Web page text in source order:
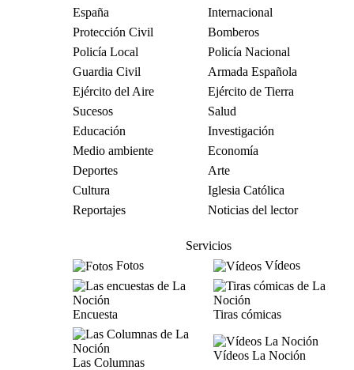
España
Internacional
Protección Civil
Bomberos
Policía Local
Policía Nacional
Guardia Civil
Armada Española
Ejército del Aire
Ejército de Tierra
Sucesos
Salud
Educación
Investigación
Medio ambiente
Economía
Deportes
Arte
Cultura
Iglesia Católica
Reportajes
Noticias del lector
Servicios
Fotos
Vídeos
Encuesta Tiras cómicas
Las Columnas
Vídeos La Noción